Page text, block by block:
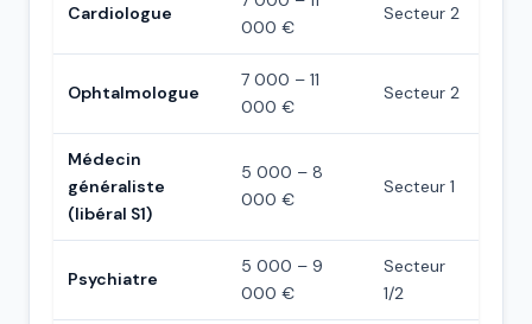
Cardiologue
000 €
Secteur 2
Ophtalmologue
7 000 – 11
000 €
Secteur 2
Médecin
généraliste
(libéral S1)
5 000 – 8
000 €
Secteur 1
Psychiatre
5 000 – 9
000 €
Secteur
1/2